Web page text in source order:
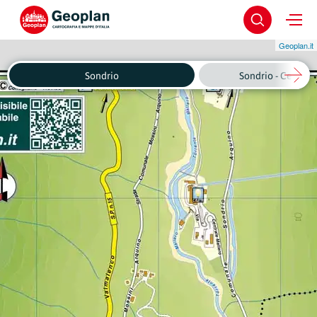
Geoplan.it
Sondrio Sondrio - Centro